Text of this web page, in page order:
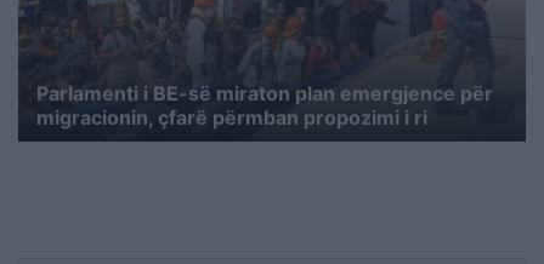
Parlamenti i BE-së miraton plan emergjence për
migracionin, çfarë përmban propozimi i ri